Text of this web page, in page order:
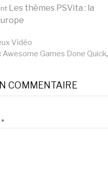
Les thèmes PSVita : la
Vidéo
Awesome Games Done Quick,
COMMENTAIRE
*